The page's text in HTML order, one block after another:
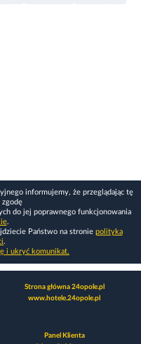
informujemy, że przeglądając tę
zgodę
do jej poprawnego funkcjonowania
.
Państwo na stronie polityka
.
i ukryć komunikat.
Strona główna 24opole.pl
www.hotele.24opole.pl
Panel Klienta